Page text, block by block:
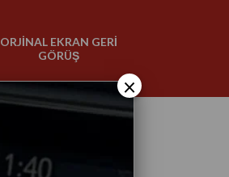
ORJİNAL EKRAN GERİ
GÖRÜŞ
×